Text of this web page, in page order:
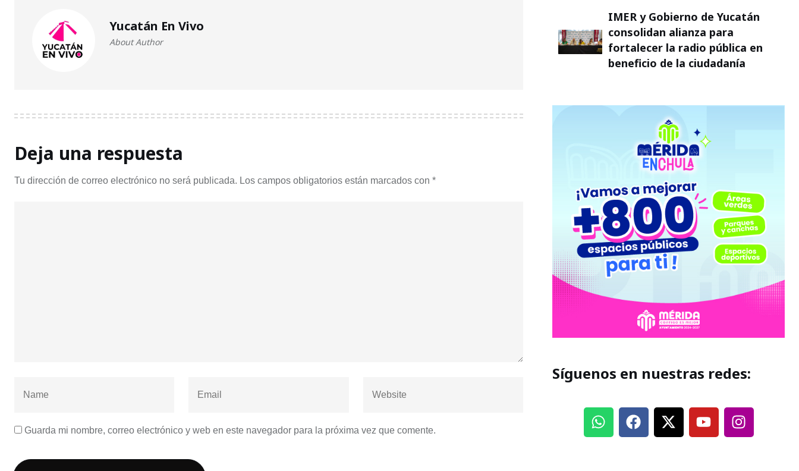
Yucatán En Vivo
About Author
Deja una respuesta
Tu dirección de correo electrónico no será publicada. Los campos obligatorios están marcados con *
Guarda mi nombre, correo electrónico y web en este navegador para la próxima vez que comente.
IMER y Gobierno de Yucatán
consolidan alianza para
fortalecer la radio pública en
beneficio de la ciudadanía
Síguenos en nuestras redes: